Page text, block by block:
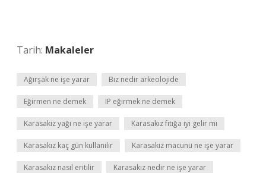
Tarih: Makaleler
Ağırşak ne işe yarar Bız nedir arkeolojide
Eğirmen ne demek IP eğirmek ne demek
Karasakiz yağı ne işe yarar Karasakız fıtığa iyi gelir mi
Karasakız kaç gün kullanılır Karasakız macunu ne işe yarar
Karasakız nasıl eritilir Karasakız nedir ne işe yarar